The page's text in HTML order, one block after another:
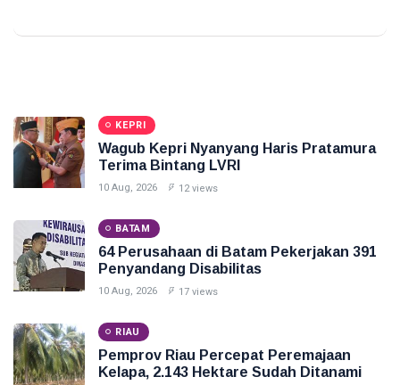
KEPRI
Wagub Kepri Nyanyang Haris Pratamura
Terima Bintang LVRI
10 Aug, 2026 12 views
BATAM
64 Perusahaan di Batam Pekerjakan 391
Penyandang Disabilitas
10 Aug, 2026 17 views
RIAU
Pemprov Riau Percepat Peremajaan
Kelapa, 2.143 Hektare Sudah Ditanami